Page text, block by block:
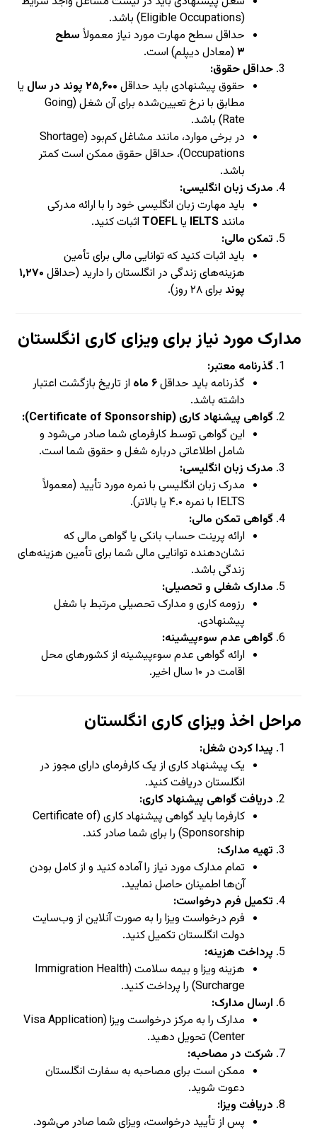
(Eligible Occupations) باشد.
حداقل سطح مهارت مورد نیاز معمولاً سطح
۳(معادل دیپلم) است.
حداقل حقوق:
حقوق پیشنهادی باید حداقل ۲۵,۶۰۰ پوند در سال
یا
مطابق با نرخ تعیین‌شده برای آن شغل (Going
Rate) باشد.
در برخی موارد، مانند مشاغل کم‌بود (Shortage
Occupations)، حداقل حقوق ممکن است کمتر
باشد.
مدرک زبان انگلیسی:
باید مهارت زبان انگلیسی خود را با ارائه مدرکی
مانندIELTS یاTOEFL اثبات کنید.
تمکن مالی:
باید اثبات کنید که توانایی مالی برای تأمین
هزینه‌های زندگی در انگلستان را دارید (حداقل ۱,۲۷۰
پوند برای ۲۸ روز).
مدارک مورد نیاز برای ویزای کاری انگلستان
گذرنامه معتبر:
گذرنامه باید حداقل۶ ماه
از تاریخ بازگشت اعتبار
داشته باشد.
گواهی پیشنهاد کاری (Certificate of Sponsorship):
این گواهی توسط کارفرمای شما صادر می‌شود و
شامل اطلاعاتی درباره شغل و حقوق شما است.
مدرک زبان انگلیسی:
مدرک زبان انگلیسی با نمره مورد تأیید (معمولاً
IELTS با نمره ۴.۰ یا بالاتر).
گواهی تمکن مالی:
ارائه پرینت حساب بانکی یا گواهی مالی که
نشان‌دهنده توانایی مالی شما برای تأمین هزینه‌های
زندگی باشد.
مدارک شغلی و تحصیلی:
رزومه کاری و مدارک تحصیلی مرتبط با شغل
پیشنهادی.
گواهی عدم سوءپیشینه:
ارائه گواهی عدم سوءپیشینه از کشورهای محل
اقامت در ۱۰ سال اخیر.
مراحل اخذ ویزای کاری انگلستان
پیدا کردن شغل:
یک پیشنهاد کاری از یک کارفرمای دارای مجوز در
انگلستان دریافت کنید.
دریافت گواهی پیشنهاد کاری:
کارفرما باید گواهی پیشنهاد کاری (Certificate of
Sponsorship) را برای شما صادر کند.
تهیه مدارک:
تمام مدارک مورد نیاز را آماده کنید و از کامل بودن
آن‌ها اطمینان حاصل نمایید.
تکمیل فرم درخواست:
فرم درخواست ویزا را به صورت آنلاین از وب‌سایت
دولت انگلستان تکمیل کنید.
پرداخت هزینه:
هزینه ویزا و بیمه سلامت (Immigration Health
Surcharge) را پرداخت کنید.
ارسال مدارک:
مدارک را به مرکز درخواست ویزا (Visa Application
Center) تحویل دهید.
شرکت در مصاحبه:
ممکن است برای مصاحبه به سفارت انگلستان
دعوت شوید.
دریافت ویزا:
پس از تأیید درخواست، ویزای شما صادر می‌شود.